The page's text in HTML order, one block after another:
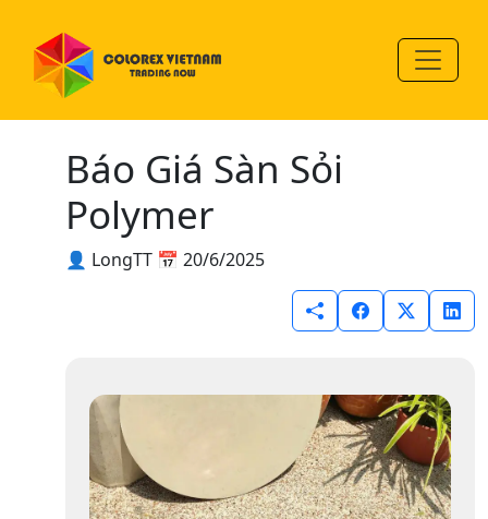
Báo Giá Sàn Sỏi
Polymer
👤 LongTT 📅 20/6/2025